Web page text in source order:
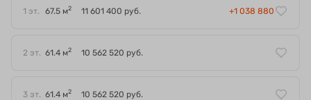
1 эт. 67.5 м2 11 601 400 руб. +1 038 880
2 эт. 61.4 м2 10 562 520 руб.
3 эт. 61.4 м2 10 562 520 руб.